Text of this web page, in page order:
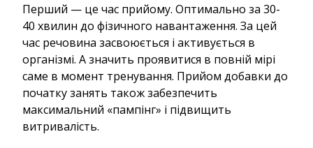
Перший — це час прийому. Оптимально за 30-
40 хвилин до фізичного навантаження. За цей
час речовина засвоюється і активується в
організмі. А значить проявитися в повній мірі
саме в момент тренування. Прийом добавки до
початку занять також забезпечить
максимальний «пампінг» і підвищить
витривалість.